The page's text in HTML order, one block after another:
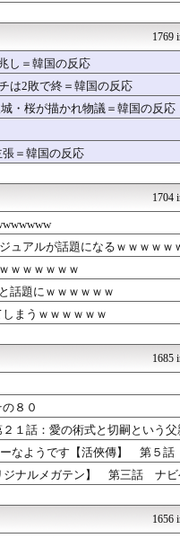
張...
芸能人の
謎のカ...
漫画まとめ
換とのチ...
日本第一！
ラフプ...
うま速｜競
！海外...
HANO-K
ガジェット
ている日...
れ現在...
婚外ちゃん
...
ドメサカブ
競馬まとめ
ウマツイち
党議員...
賛され...
広島東洋カ
？
浮気ちゃん
NEWSまと
海外さんい
ホロ速
mashlife通信
」海外の...
海外の反応
1769
し＝韓国の反応
は2敗で終＝韓国の反応
・桜が描かれ物議＝韓国の反応
＝韓国の反応
1704
ュアルが話題になるｗｗｗｗｗ
ｗｗｗｗｗｗ
話題にｗｗｗｗｗｗ
まうｗｗｗｗｗｗ
1685
８０
１話：愛の術式と切嗣という父
ーなようです【活俠傳】 第５話
ジナルメガテン】 第三話 ナ
1656